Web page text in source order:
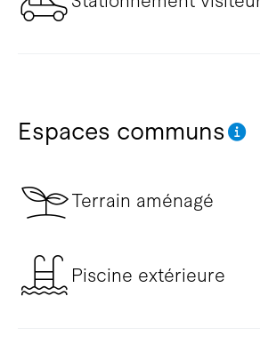
Espaces communs
Terrain aménagé
Piscine extérieure